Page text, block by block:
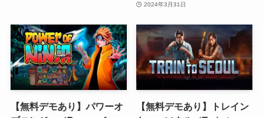
2024年3月31日
【無料デモあり】パワーオ
【無料デモあり】トレイン